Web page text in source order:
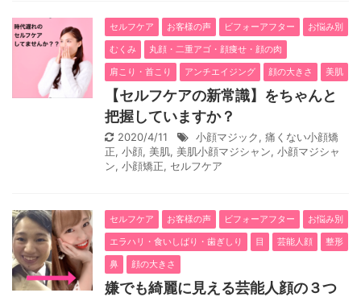
セルフケア お客様の声 ビフォーアフター
お悩み別
むくみ
丸顔・二重アゴ・顔痩せ・顔の肉
肩こり・首こり
アンチエイジング 顔の大きさ 美肌
【セルフケアの新常識】をちゃんと
把握していますか？
2020/4/11 小顔マジック, 痛くない小顔矯
正, 小顔, 美肌, 美肌小顔マジシャン, 小顔マジシャ
ン, 小顔矯正, セルフケア
セルフケア お客様の声 ビフォーアフター
お悩み別
エラハリ・食いしばり・歯ぎしり
目 芸能人顔
整形
鼻
顔の大きさ
嫌でも綺麗に見える芸能人顔の３つ